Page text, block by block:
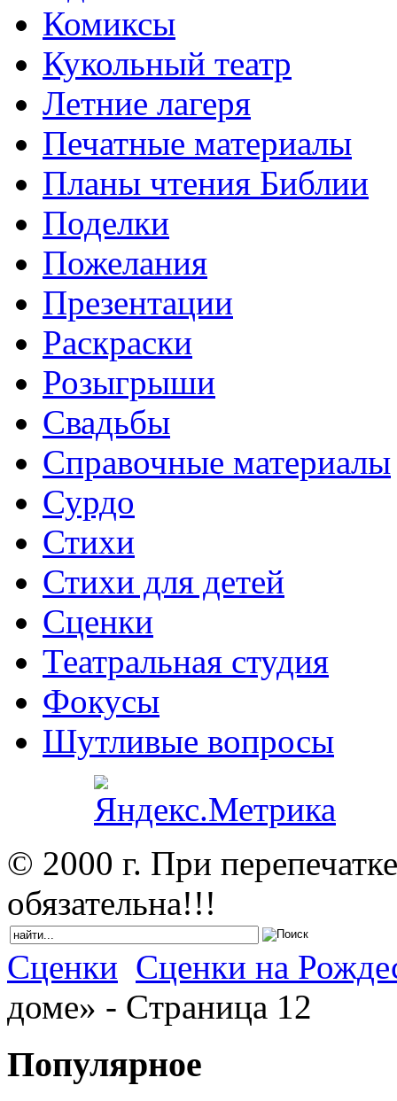
Комиксы
Кукольный театр
Летние лагеря
Печатные материалы
Планы чтения Библии
Поделки
Пожелания
Презентации
Раскраски
Розыгрыши
Свадьбы
Справочные материалы
Сурдо
Стихи
Стихи для детей
Сценки
Театральная студия
Фокусы
Шутливые вопросы
© 2000 г. При
обязательна!!!
Сценки Сценки на
доме» - Cтраница 12
Популярное